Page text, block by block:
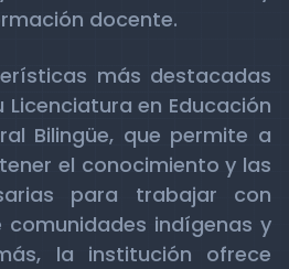
docente.
más destacadas
Licenciatura en Educación
Bilingüe, que permite a
el conocimiento y las
para trabajar con
comunidades indígenas y
la institución ofrece